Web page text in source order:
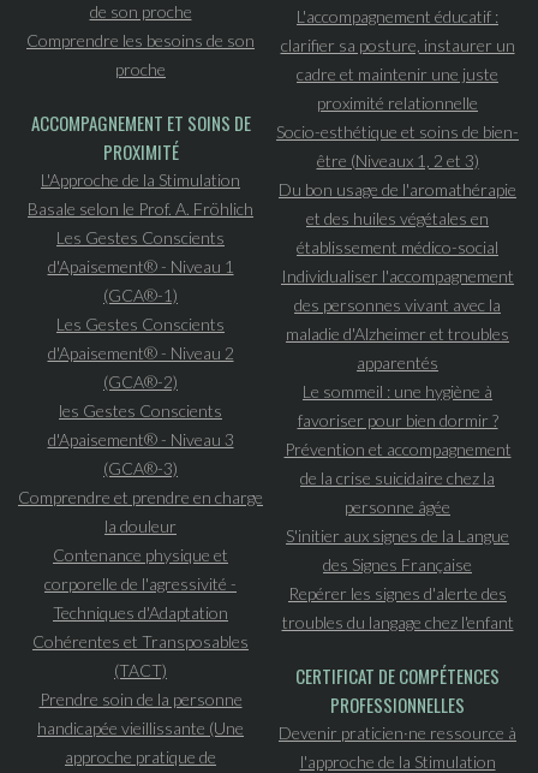
de son proche
Comprendre les besoins de son
proche
ACCOMPAGNEMENT ET SOINS DE
PROXIMITÉ
L'Approche de la Stimulation
Basale selon le Prof. A. Fröhlich
Les Gestes Conscients
d'Apaisement® - Niveau 1
(GCA®-1)
Les Gestes Conscients
d'Apaisement® - Niveau 2
(GCA®-2)
les Gestes Conscients
d'Apaisement® - Niveau 3
(GCA®-3)
Comprendre et prendre en charge
la douleur
Contenance physique et
corporelle de l'agressivité -
Techniques d'Adaptation
Cohérentes et Transposables
(TACT)
Prendre soin de la personne
handicapée vieillissante (Une
approche pratique de
L'accompagnement éducatif :
clarifier sa posture, instaurer un
cadre et maintenir une juste
proximité relationnelle
Socio-esthétique et soins de bien-
être (Niveaux 1, 2 et 3)
Du bon usage de l'aromathérapie
et des huiles végétales en
établissement médico-social
Individualiser l'accompagnement
des personnes vivant avec la
maladie d'Alzheimer et troubles
apparentés
Le sommeil : une hygiène à
favoriser pour bien dormir ?
Prévention et accompagnement
de la crise suicidaire chez la
personne âgée
S'initier aux signes de la Langue
des Signes Française
Repérer les signes d'alerte des
troubles du langage chez l'enfant
CERTIFICAT DE COMPÉTENCES
PROFESSIONNELLES
Devenir praticien·ne ressource à
l'approche de la Stimulation